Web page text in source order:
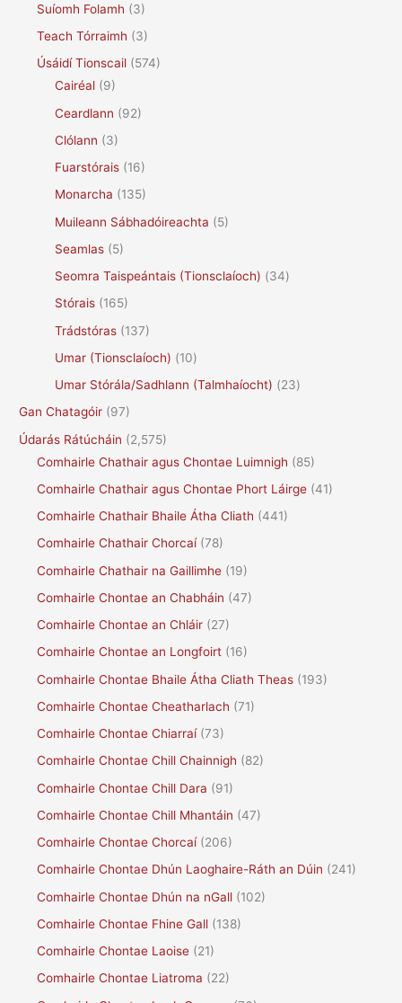
Suíomh Folamh (3)
Teach Tórraimh (3)
Úsáidí Tionscail (574)
Cairéal (9)
Ceardlann (92)
Clólann (3)
Fuarstórais (16)
Monarcha (135)
Muileann Sábhadóireachta (5)
Seamlas (5)
Seomra Taispeántais (Tionsclaíoch) (34)
Stórais (165)
Trádstóras (137)
Umar (Tionsclaíoch) (10)
Umar Stórála/Sadhlann (Talmhaíocht) (23)
Gan Chatagóir (97)
Údarás Rátúcháin (2,575)
Comhairle Chathair agus Chontae Luimnigh (85)
Comhairle Chathair agus Chontae Phort Láirge (41)
Comhairle Chathair Bhaile Átha Cliath (441)
Comhairle Chathair Chorcaí(78)
Comhairle Chathair na Gaillimhe (19)
Comhairle Chontae an Chabháin (47)
Comhairle Chontae an Chláir (27)
Comhairle Chontae an Longfoirt (16)
Comhairle Chontae Bhaile Átha Cliath Theas (193)
Comhairle Chontae Cheatharlach (71)
Comhairle Chontae Chiarraí(73)
Comhairle Chontae Chill Chainnigh (82)
Comhairle Chontae Chill Dara (91)
Comhairle Chontae Chill Mhantáin (47)
Comhairle Chontae Chorcaí(206)
Comhairle Chontae Dhún Laoghaire-Ráth an Dúin (241)
Comhairle Chontae Dhún na nGall (102)
Comhairle Chontae Fhine Gall (138)
Comhairle Chontae Laoise (21)
Comhairle Chontae Liatroma (22)